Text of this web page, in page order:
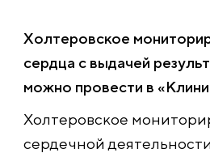
Холтеровское
сердца с выдачей
можно провести в
Холтеровское
сердечной